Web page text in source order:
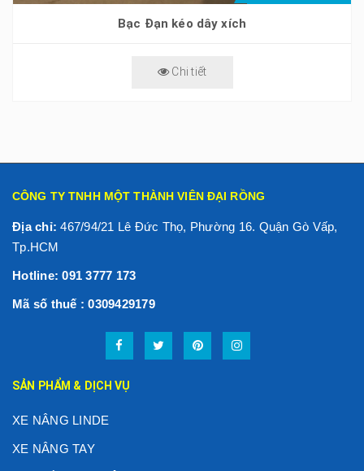
Bạc Đạn kéo dây xích
Chi tiết
CÔNG TY TNHH MỘT THÀNH VIÊN ĐẠI RỒNG
Địa chỉ:467/94/21 Lê Đức Thọ, Phường 16. Quận Gò Vấp,
Tp.HCM
Hotline: 091 3777 173
Mã số thuế : 0309429179
SẢN PHẨM & DỊCH VỤ
XE NÂNG LINDE
XE NÂNG TAY